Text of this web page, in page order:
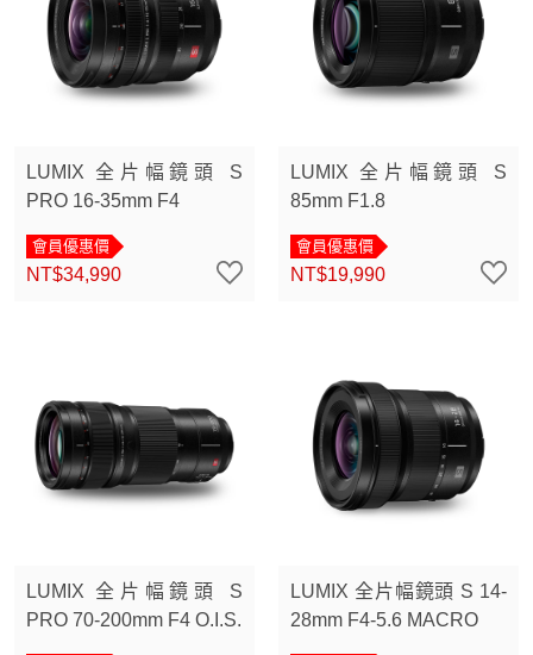
LUMIX 全片幅鏡頭 S
PRO 16-35mm F4
會員優惠價
NT$34,990
LUMIX 全片幅鏡頭 S
85mm F1.8
會員優惠價
NT$19,990
LUMIX 全片幅鏡頭 S
PRO 70-200mm F4 O.I.S.
LUMIX 全片幅鏡頭 S 14-
28mm F4-5.6 MACRO